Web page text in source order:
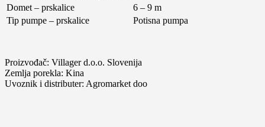
Domet – prskalice
6 – 9 m
Tip pumpe – prskalice
Potisna pumpa
Proizvođač: Villager d.o.o. Slovenija
Zemlja porekla: Kina
Uvoznik i distributer: Agromarket doo